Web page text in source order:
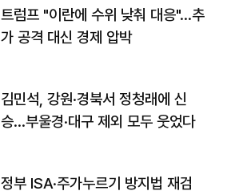
트럼프 "이란에 수위 낮춰 대응"…추
가 공격 대신 경제 압박
김민석, 강원·경북서 정청래에 신
승…부울경·대구 제외 모두 웃었다
정부 ISA·주가누르기 방지법 재검